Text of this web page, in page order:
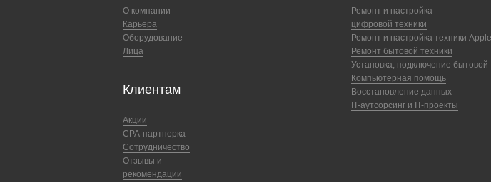
О компании
Карьера
Оборудование
Лица
Клиентам
Акции
CPA-партнерка
Сотрудничество
Отзывы и
рекомендации
Ремонт и настройка
цифровой техники
Ремонт и настройка техники Apple
Ремонт бытовой техники
Установка, подключение бытовой
Компьютерная помощь
Восстановление данных
IT-аутсорсинг и IT-проекты